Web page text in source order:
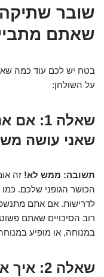
שאתם
בטח יש לכם עוד כמה
על השולחן:
שאלה 1:
אם
שאני עושה
תשובה: ממש לא! זה
הכושר הגופני שלכם.
לדרישות. אם אתם
רוב הסיכויים שאתם
במנוחה, או מופיע
שאלה 2:
איך